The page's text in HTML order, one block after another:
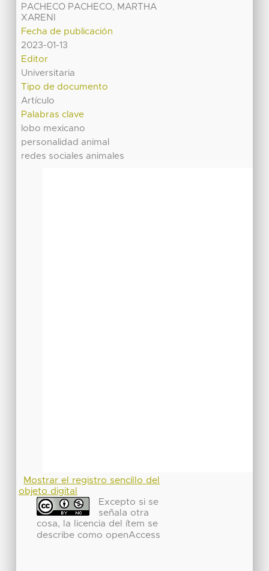
PACHECO PACHECO, MARTHA
XARENI
Fecha de publicación
2023-01-13
Editor
Universitaria
Tipo de documento
Artículo
Palabras clave
lobo mexicano
personalidad animal
redes sociales animales
Mostrar el registro sencillo del
objeto digital
Excepto si se
señala otra
cosa, la licencia del ítem se
describe como openAccess